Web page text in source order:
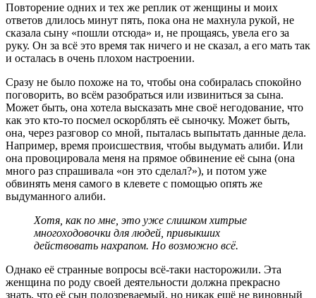
Повторение одних и тех же реплик от женщины и моих
ответов длилось минут пять, пока она не махнула рукой, не
сказала сыну «пошли отсюда» и, не прощаясь, увела его за
руку. Он за всё это время так ничего и не сказал, а его мать так
и осталась в очень плохом настроении.
Сразу не было похоже на то, чтобы она собиралась спокойно
поговорить, во всём разобраться или извиниться за сына.
Может быть, она хотела высказать мне своё негодование, что
как это кто-то посмел оскорблять её сыночку. Может быть,
она, через разговор со мной, пыталась выпытать данные дела.
Например, время происшествия, чтобы выдумать алиби. Или
она провоцировала меня на прямое обвинение её сына (она
много раз спрашивала «он это сделал?»), и потом уже
обвинять меня самого в клевете с помощью опять же
выдуманного алиби.
Хотя, как по мне, это уже слишком хитрые
многоходовочки для людей, привыкших
действовать нахрапом. Но возможно всё.
Однако её странные вопросы всё-таки насторожили. Эта
женщина по роду своей деятельности должна прекрасно
знать, что её сын подозреваемый, но никак ещё не виновный